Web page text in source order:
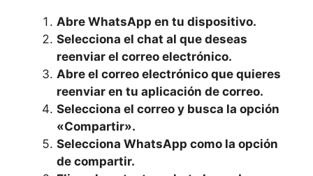
Abre ⁤WhatsApp en tu dispositivo.
Selecciona el chat al que deseas
reenviar ⁣el correo electrónico.
Abre el correo electrónico que quieres
reenviar en tu ‍aplicación ⁤de correo.
Selecciona el correo y busca la opción
«Compartir».
Selecciona WhatsApp como la opción
de compartir.